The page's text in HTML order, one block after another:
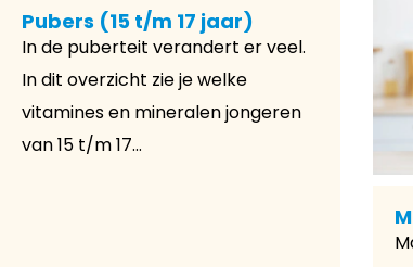
Pubers (15 t/m 17 jaar)
In de puberteit verandert er veel.
In dit overzicht zie je welke
vitamines en mineralen jongeren
van 15 t/m 17...